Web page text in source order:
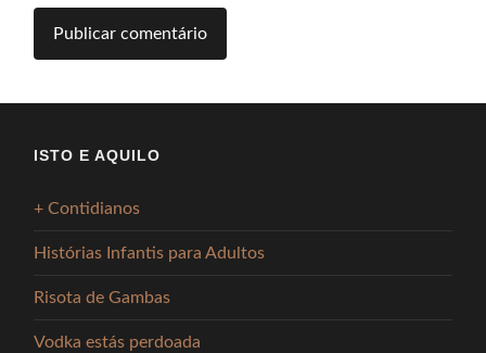
ISTO E AQUILO
+ Contidianos
Histórias Infantis para Adultos
Risota de Gambas
Vodka estás perdoada